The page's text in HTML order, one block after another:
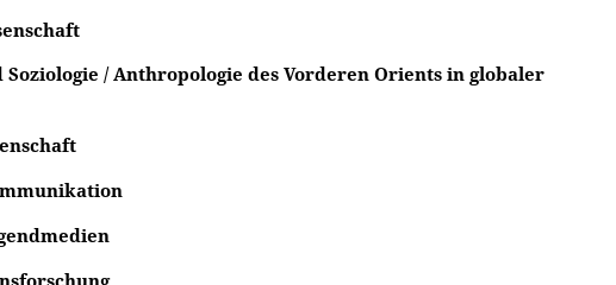
Soziologie / Anthropologie des Vorderen Orients in globaler